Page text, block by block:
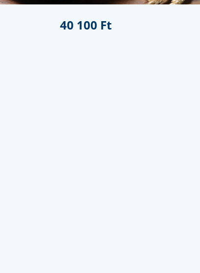
40 100 Ft